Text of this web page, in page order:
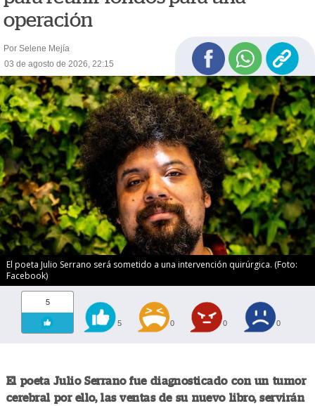
operación
Por Selene Mejía
03 de agosto de 2026, 22:15
El poeta Julio Serrano será sometido a una intervención quirúrgica. (Foto:
Facebook)
5
5 0 0 0
El poeta Julio Serrano fue diagnosticado con un tumor
cerebral por ello, las ventas de su nuevo libro, servirán